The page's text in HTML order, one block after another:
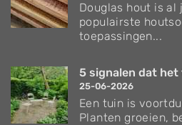
Douglas hout is al
populairste
toepassingen...
5 signalen dat het
25-06-2026
Een tuin is
Planten groeien,